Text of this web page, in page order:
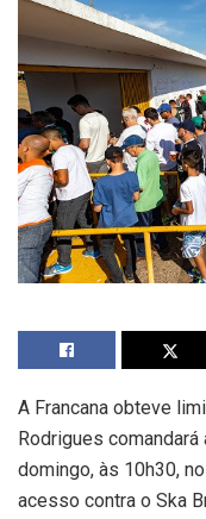
A Francana obteve
Rodrigues
domingo, às 10h30,
acesso contra o Ska